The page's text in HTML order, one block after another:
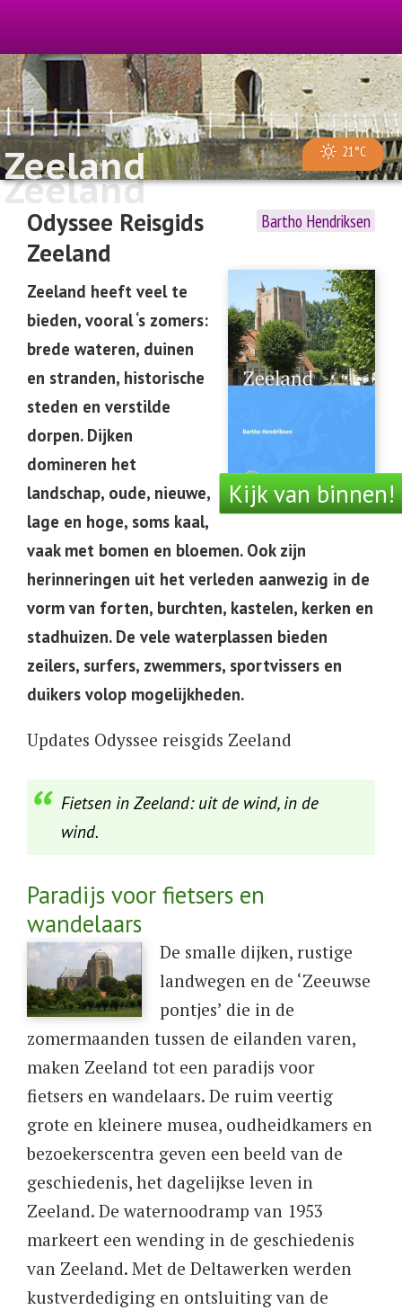
Zeeland
Zeeland 21°C
Bartho Hendriksen
Kijk van binnen!
Odyssee Reisgids
Zeeland
Zeeland heeft veel te
bieden, vooral ‘s zomers:
brede wateren, duinen
en stranden, historische
steden en verstilde
dorpen. Dijken
domineren het
landschap, oude, nieuwe,
lage en hoge, soms kaal,
vaak met bomen en bloemen. Ook zijn
herinneringen uit het verleden aanwezig in de
vorm van forten, burchten, kastelen, kerken en
stadhuizen. De vele waterplassen bieden
zeilers, surfers, zwemmers, sportvissers en
duikers volop mogelijkheden.
Updates Odyssee reisgids Zeeland
Fietsen in Zeeland: uit de wind, in de
wind.
Paradijs voor fietsers en
wandelaars
De smalle dijken, rustige
landwegen en de ‘Zeeuwse
pontjes’ die in de
zomermaanden tussen de eilanden varen,
maken Zeeland tot een paradijs voor
fietsers en wandelaars. De ruim veertig
grote en kleinere musea, oudheidkamers en
bezoekerscentra geven een beeld van de
geschiedenis, het dagelijkse leven in
Zeeland. De waternoodramp van 1953
markeert een wending in de geschiedenis
van Zeeland. Met de Deltawerken werden
kustverdediging en ontsluiting van de